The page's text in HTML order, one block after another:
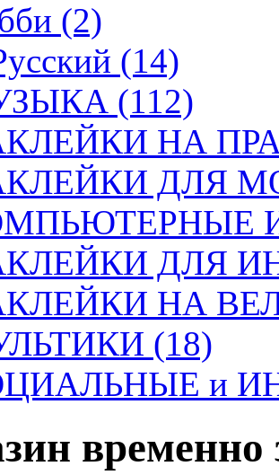
(2)
(14)
(112)
НА
ДЛЯ
ДЛЯ
НА
(18)
и